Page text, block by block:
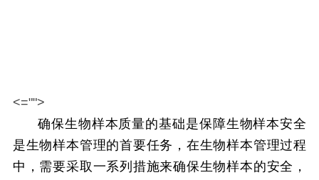
<="">
确保生物样本质量的基础是保障生物样本安全
是生物样本管理的首要任务，在生物样本管理过程
中，需要采取一系列措施来确保生物样本的安全，